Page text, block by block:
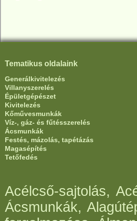
Tematikus oldalaink
Generálkivitelezés
Villanyszerelés
Épületgépészet
Kivitelezés
Kőművesmunkák
Víz-, gáz- és fűtésszerelés
Ácsmunkák
Festés, mázolás, tapétázás
Magasépítés
Tetőfedés
Acélcső-sajtolás,
Ácsmunkák,